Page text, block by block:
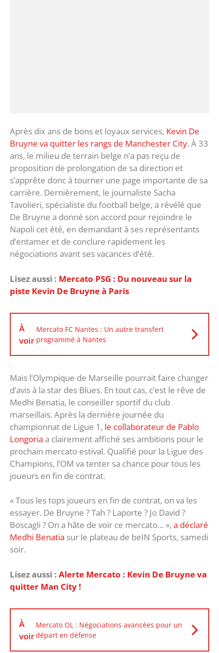
Après dix ans de bons et loyaux services, Kevin De
Bruyne va quitter les rangs de Manchester City. À 33
ans, le milieu de terrain belge n’a pas reçu de
proposition de prolongation de sa direction et
s’apprête donc à tourner une page importante de sa
carrière. Dernièrement, le journaliste Sacha
Tavolieri, spécialiste du football belge, a révélé que
De Bruyne a donné son accord pour rejoindre le
Napoli cet été, en demandant à ses représentants
d’entamer et de conclure rapidement les
négociations avant ses vacances d’été.
Lisez aussi : Mercato PSG : Du nouveau sur la
piste Kevin De Bruyne à Paris
À
voir
Mercato FC Nantes : Un autre transfert
programmé à Nantes
Mais l’Olympique de Marseille pourrait faire changer
d’avis à la star des Blues. En tout cas, c’est le rêve de
Medhi Benatia, le conseiller sportif du club
marseillais. Après la dernière journée du
championnat de Ligue 1, le collaborateur de Pablo
Longoria a clairement affiché ses ambitions pour le
prochain mercato estival. Qualifié pour la Ligue des
Champions, l’OM va tenter sa chance pour tous les
joueurs en fin de contrat.
« Tous les tops joueurs en fin de contrat, on va les
essayer. De Bruyne ? Tah ? Laporte ? Jo David ?
Boscagli ? On a hâte de voir ce mercato… », a déclaré
Medhi Benatia sur le plateau de beIN Sports, samedi
soir.
Lisez aussi : Alerte Mercato : Kevin De Bruyne va
quitter Man City !
À
voir
Mercato OL : Négociations avancées pour un
départ en défense